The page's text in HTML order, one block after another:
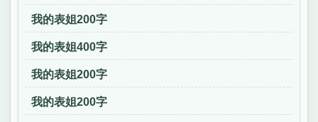
我的表姐200字
我的表姐400字
我的表姐200字
我的表姐200字